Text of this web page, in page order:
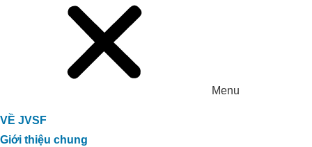
Menu
VỀ JVSF
Giới thiệu chung